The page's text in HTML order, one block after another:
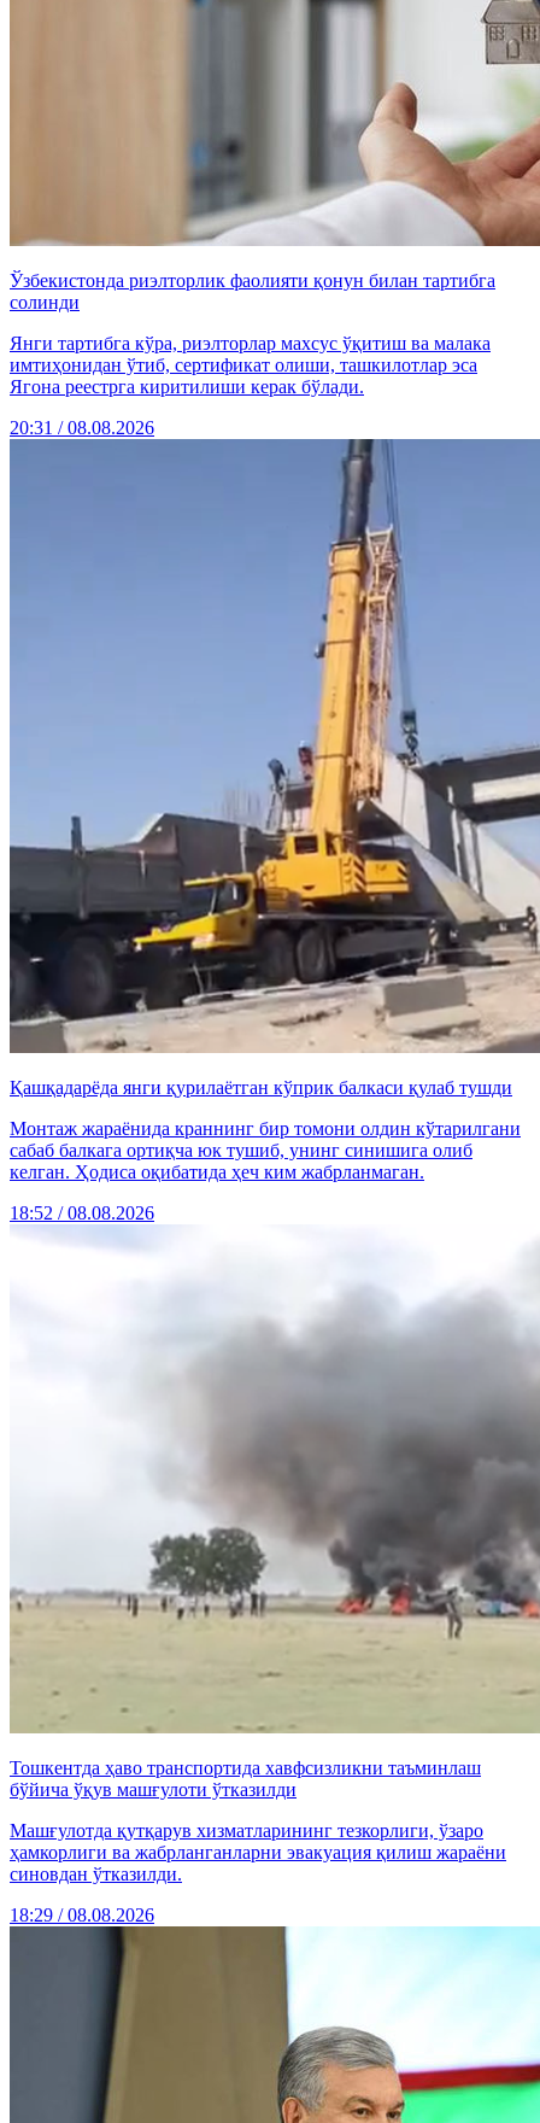
Ўзбекистонда риэлторлик фаолияти қонун билан тартибга
солинди
Янги тартибга кўра, риэлторлар махсус ўқитиш ва малака
имтиҳонидан ўтиб, сертификат олиши, ташкилотлар эса
Ягона реестрга киритилиши керак бўлади.
20:31 / 08.08.2026
Қашқадарёда янги қурилаётган кўприк балкаси қулаб тушди
Монтаж жараёнида краннинг бир томони олдин кўтарилгани
сабаб балкага ортиқча юк тушиб, унинг синишига олиб
келган. Ҳодиса оқибатида ҳеч ким жабрланмаган.
18:52 / 08.08.2026
Тошкентда ҳаво транспортида хавфсизликни таъминлаш
бўйича ўқув машғулоти ўтказилди
Машғулотда қутқарув хизматларининг тезкорлиги, ўзаро
ҳамкорлиги ва жабрланганларни эвакуация қилиш жараёни
синовдан ўтказилди.
18:29 / 08.08.2026